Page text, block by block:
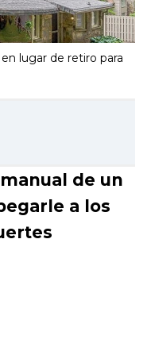
lugar de retiro para
de un
a los